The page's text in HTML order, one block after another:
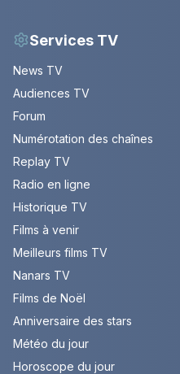
Services TV
News TV
Audiences TV
Forum
Numérotation des chaînes
Replay TV
Radio en ligne
Historique TV
Films à venir
Meilleurs films TV
Nanars TV
Films de Noël
Anniversaire des stars
Météo du jour
Horoscope du jour